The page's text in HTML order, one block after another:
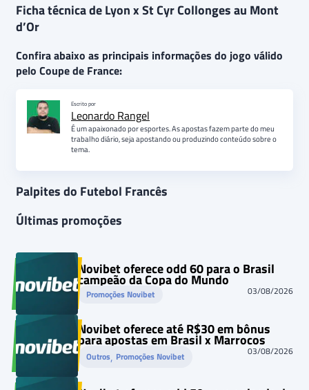
Ficha técnica de Lyon x St Cyr Collonges au Mont
d’Or
Confira abaixo as principais informações do jogo válido
pelo Coupe de France:
Escrito por
Leonardo Rangel
É um apaixonado por esportes. As apostas fazem parte do meu
trabalho diário, seja apostando ou produzindo conteúdo sobre o
tema.
Palpites do Futebol Francês
Últimas promoções
Novibet oferece odd 60 para o Brasil
campeão da Copa do Mundo
Promoções Novibet 03/08/2026
Novibet oferece até R$30 em bônus
para apostas em Brasil x Marrocos
Outros, Promoções Novibet 03/08/2026